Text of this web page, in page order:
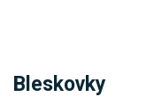
Bleskovky